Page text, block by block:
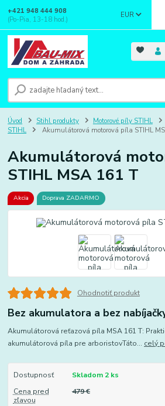
EUR
+421 948 444 908
(Po-Pia, 13-18 hod.)
Úvod Stihl produkty Motorové píly STIHL
STIHL
Akumulátorová motorová píla STIHL
Akumulátorová
STIHL MSA 161 T
Akcia Doprava ZADARMO
Ohodnotiť produkt
Bez akumulatora a bez
Akumulátorová reťazová píla MSA 161 T:
akumulátorová píla pre arboristovTáto... celý
Dostupnosť
Skladom 2 ks
Cena pred
zľavou
479 €